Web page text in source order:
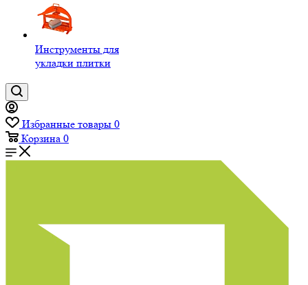
Инструменты для
укладки плитки
Избранные товары 0
Корзина 0